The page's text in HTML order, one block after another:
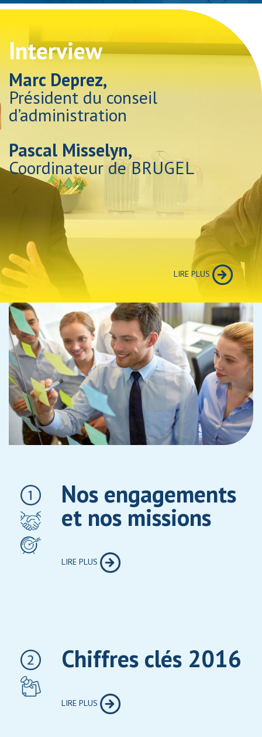
Interview
Marc Deprez,
Président du conseil
d’administration
Pascal Misselyn,
Coordinateur de BRUGEL
LIRE PLUS
Nos engagements
et nos missions
LIRE PLUS
Chiffres clés 2016
LIRE PLUS